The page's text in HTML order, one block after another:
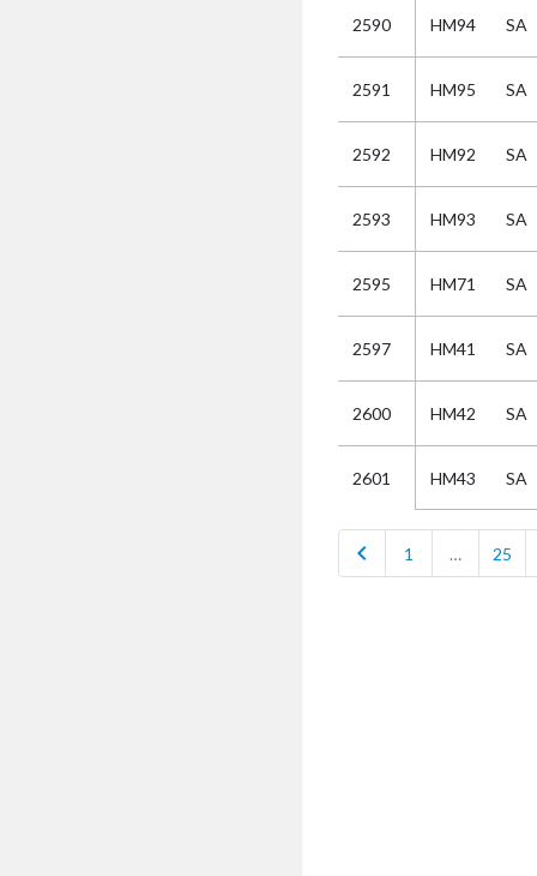
2590 HM94 SA
2591 HM95 SA
2592 HM92 SA
2593 HM93 SA
2595 HM71 SA
2597 HM41 SA
2600 HM42 SA
2601 HM43 SA
chevron_left 1 … 25